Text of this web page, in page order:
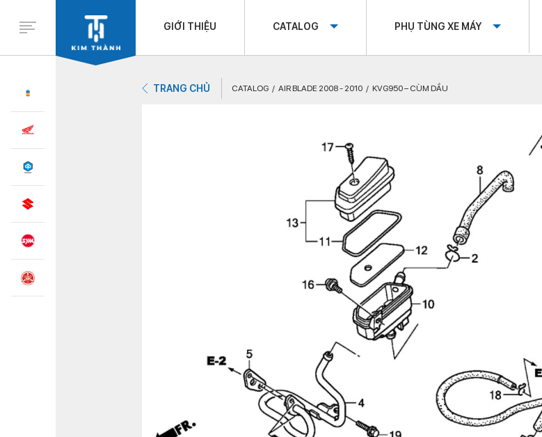
GIỚI THIỆU CATALOG PHỤ TÙNG XE MÁY
TRANG CHỦ CATALOG AIR BLADE 2008 - 2010 KVG950 – CÙM DẦU